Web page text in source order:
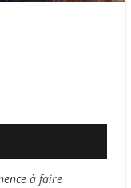
à faire